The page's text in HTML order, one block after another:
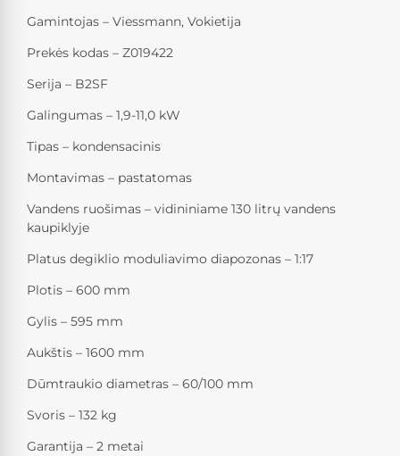
Gamintojas – Viessmann, Vokietija
Prekės kodas – Z019422
Serija – B2SF
Galingumas – 1,9-11,0 kW
Tipas – kondensacinis
Montavimas – pastatomas
Vandens ruošimas – vidininiame 130 litrų vandens
kaupiklyje
Platus degiklio moduliavimo diapozonas – 1:17
Plotis – 600 mm
Gylis – 595 mm
Aukštis – 1600 mm
Dūmtraukio diametras – 60/100 mm
Svoris – 132 kg
Garantija – 2 metai